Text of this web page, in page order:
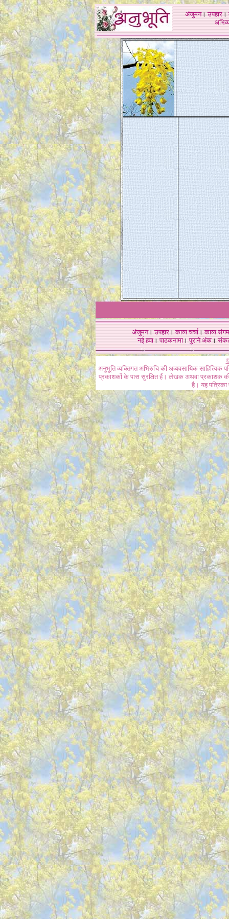
अंजुमन।उपहार।
अंजुमन।उपहार।काव्य चर्चा।काव्य संगम
नई हवा। पाठकनामा। पुराने अंक।
अनुभूति व्यक्तिगत अभिरुचि की अव्यवसायिक
प्रकाशकों के पास सुरक्षित हैं। लेखक अथवा प्रकाशक की
है। यह पत्रिका